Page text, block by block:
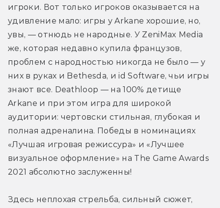
игроки. Вот только игроков оказывается на
удивление мало: игры у Arkane хорошие, но,
увы, — отнюдь не народные. У ZeniMax Media
же, которая недавно купила французов,
проблем с народностью никогда не было — у
них в руках и Bethesda, и id Software, чьи игры
знают все. Deathloop — на 100% детище
Arkane и при этом игра для широкой
аудитории: чертовски стильная, глубокая и
полная адреналина. Победы в номинациях
«Лучшая игровая режиссура» и «Лучшее
визуальное оформление» на The Game Awards
2021 абсолютно заслуженны!
Здесь неплохая стрельба, сильный сюжет,